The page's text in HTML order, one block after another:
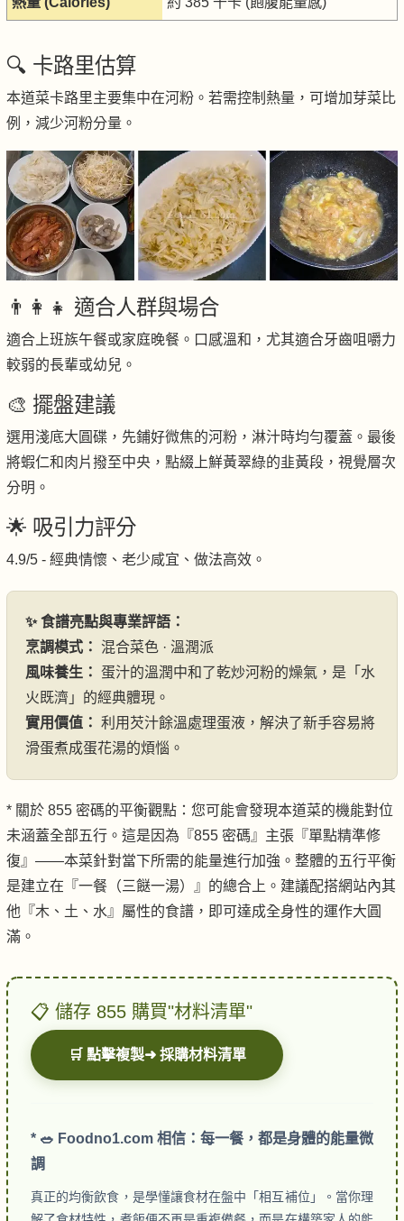
🔍 卡路里估算
本道菜卡路里主要集中在河粉。若需控制熱量，可增加芽菜比
例，減少河粉分量。
👨‍👩‍👧 適合人群與場合
適合上班族午餐或家庭晚餐。口感溫和，尤其適合牙齒咀嚼力
較弱的長輩或幼兒。
🎨 擺盤建議
選用淺底大圓碟，先鋪好微焦的河粉，淋汁時均勻覆蓋。最後
將蝦仁和肉片撥至中央，點綴上鮮黃翠綠的韭黃段，視覺層次
分明。
🌟 吸引力評分
4.9/5 - 經典情懷、老少咸宜、做法高效。
✨ 食譜亮點與專業評語：
烹調模式：
混合菜色 · 溫潤派
風味養生： 蛋汁的溫潤中和了乾炒河粉的燥氣，是「水
火既濟」的經典體現。
實用價值： 利用芡汁餘溫處理蛋液，解決了新手容易將
滑蛋煮成蛋花湯的煩惱。
* 關於 855 密碼的平衡觀點：您可能會發現本道菜的機能對位
未涵蓋全部五行。這是因為『855 密碼』主張『單點精準修
復』——本菜針對當下所需的能量進行加強。整體的五行平衡
是建立在『一餐（三餸一湯）』的總合上。建議配搭網站內其
他『木、土、水』屬性的食譜，即可達成全身性的運作大圓
滿。
📋 儲存 855 購買"材料清單"
🛒 點擊複製➜ 採購材料清單
* 🥗 Foodno1.com 相信：每一餐，都是身體的能量微
調
真正的均衡飲食，是學懂讓食材在盤中「相互補位」。當你理